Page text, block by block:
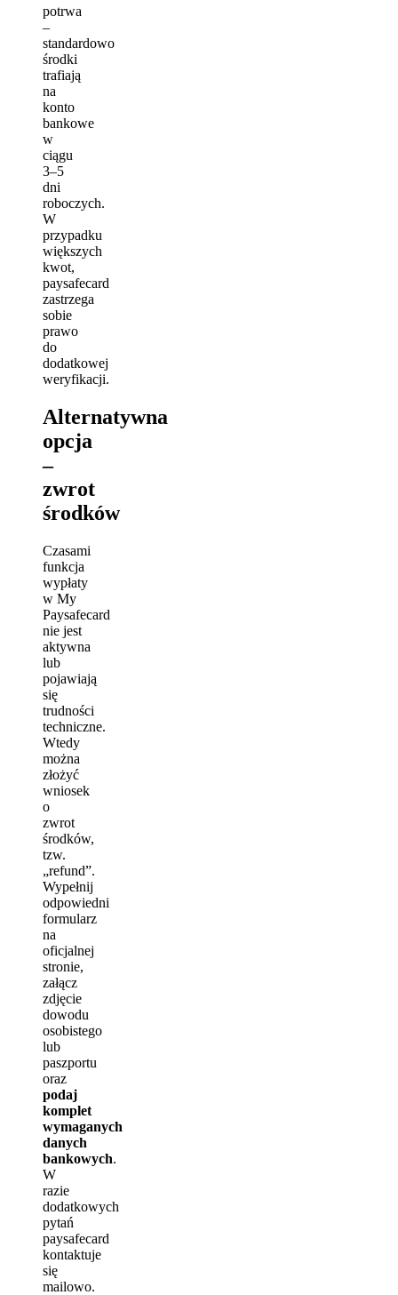
potrwa
–
standardowo
środki
trafiają
na
konto
bankowe
w
ciągu
3–5
dni
roboczych.
W
przypadku
większych
kwot,
paysafecard
zastrzega
sobie
prawo
do
dodatkowej
weryfikacji.
Alternatywna
opcja
–
zwrot
środków
Czasami
funkcja
wypłaty
w My
Paysafecard
nie jest
aktywna
lub
pojawiają
się
trudności
techniczne.
Wtedy
można
złożyć
wniosek
o
zwrot
środków,
tzw.
„refund”.
Wypełnij
odpowiedni
formularz
na
oficjalnej
stronie,
załącz
zdjęcie
dowodu
osobistego
lub
paszportu
oraz
podaj
komplet
wymaganych
danych
bankowych.
W
razie
dodatkowych
pytań
paysafecard
kontaktuje
się
mailowo.